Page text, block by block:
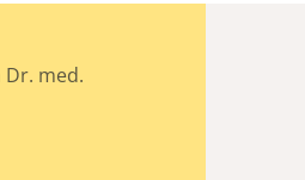
med.